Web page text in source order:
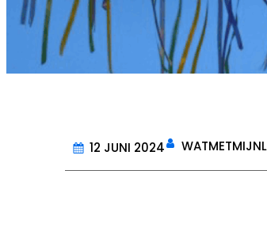
12 JUNI 2024